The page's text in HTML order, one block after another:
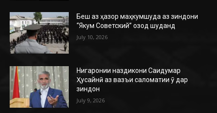
Беш аз ҳазор маҳкумшуда аз зиндони
“Якум Советский” озод шуданд
July 10, 2026
Нигаронии наздикони Саидумар
Ҳусайнӣ аз вазъи саломатии ӯ дар
зиндон
July 9, 2026